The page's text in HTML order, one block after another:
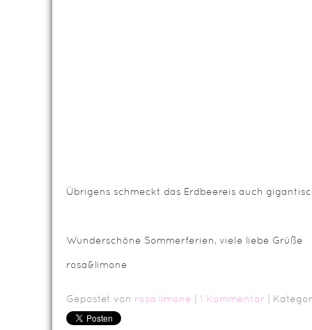
Übrigens schmeckt das Erdbeereis auch
Wunderschöne Sommerferien, viele liebe Grüße
rosa&limone
Gepostet von rosa limone 1 Kommentar |